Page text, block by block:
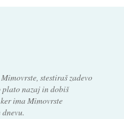
stestiraš zadevo
plato nazaj in dobiš
ima Mimovrste